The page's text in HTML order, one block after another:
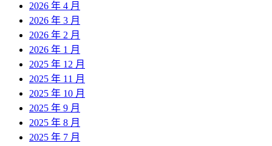
2026 年 4 月
2026 年 3 月
2026 年 2 月
2026 年 1 月
2025 年 12 月
2025 年 11 月
2025 年 10 月
2025 年 9 月
2025 年 8 月
2025 年 7 月